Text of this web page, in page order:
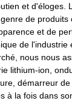
et d'éloges.
de produits
et de
de l'industrie
nous nous
lithium-ion,
démarreur
à la fois dans